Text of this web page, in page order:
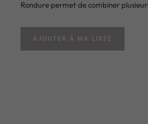
Rondure permet de combiner
AJOUTER À MA LISTE